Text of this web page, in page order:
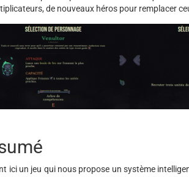
de nouveaux héros pour remplacer
ici un jeu qui nous propose un système